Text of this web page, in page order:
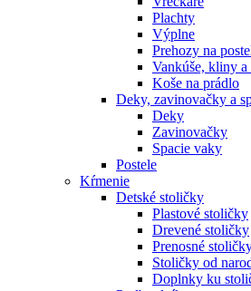
Plachty
Výplne
Prehozy na
Vankúše, kliny
Koše na prádlo
Deky, zavinovačky a
Deky
Zavinovačky
Spacie vaky
Postele
Kŕmenie
Detské stoličky
Plastové stoličky
Drevené stoličky
Prenosné
Stoličky od
Doplnky ku